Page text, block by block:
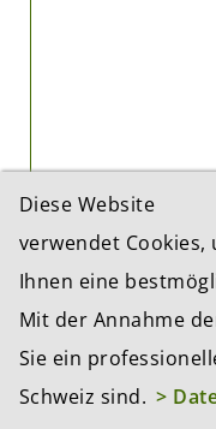
Diese Website
verwendet Cookies,
Ihnen eine
Mit der Annahme
Sie ein
Schweiz sind. >